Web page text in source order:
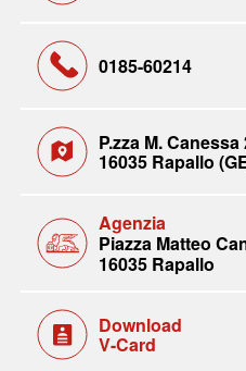
0185-60214
P.zza M. Canessa
16035 Rapallo
Agenzia
Piazza Matteo
16035 Rapallo
Download
V-Card